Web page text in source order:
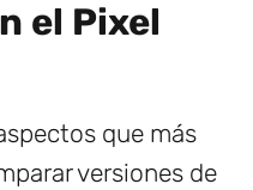
el Pixel
que más
versiones de